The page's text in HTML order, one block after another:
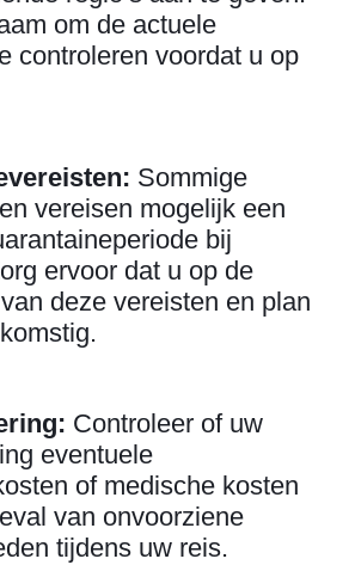
om de actuele
controleren voordat u op
Sommige
vereisen mogelijk een
bij
ervoor dat u op de
deze vereisten en plan
Controleer of uw
eventuele
of medische kosten
van onvoorziene
tijdens uw reis.